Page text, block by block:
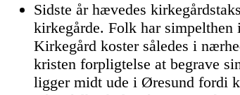
Sidste år hævedes
kirkegårde. Folk har
Kirkegård koster således i
kristen forpligtelse at begrave
ligger midt ude i Øresund fordi